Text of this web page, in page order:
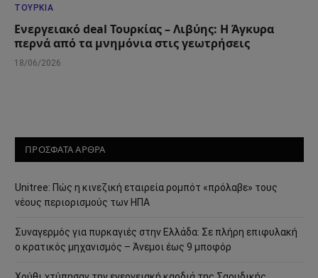
ΤΟΥΡΚΊΑ
Ενεργειακό deal Τουρκίας – Λιβύης: Η Άγκυρα
περνά από τα μνημόνια στις γεωτρήσεις
18/06/2026
ΠΡΟΣΦΑΤΑ ΑΡΘΡΑ
Unitree: Πώς η κινεζική εταιρεία ρομπότ «πρόλαβε» τους
νέους περιορισμούς των ΗΠΑ
Συναγερμός για πυρκαγιές στην Ελλάδα: Σε πλήρη επιφυλακή
ο κρατικός μηχανισμός – Άνεμοι έως 9 μποφόρ